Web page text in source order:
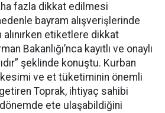
fazla dikkat edilmesi
bayram alışverişlerinde
alınırken etiketlere dikkat
Bakanlığı’nca kayıtlı ve onaylı
şeklinde konuştu. Kurban
kesimi ve et tüketiminin önemli
Toprak, ihtiyaç sahibi
ete ulaşabildiğini